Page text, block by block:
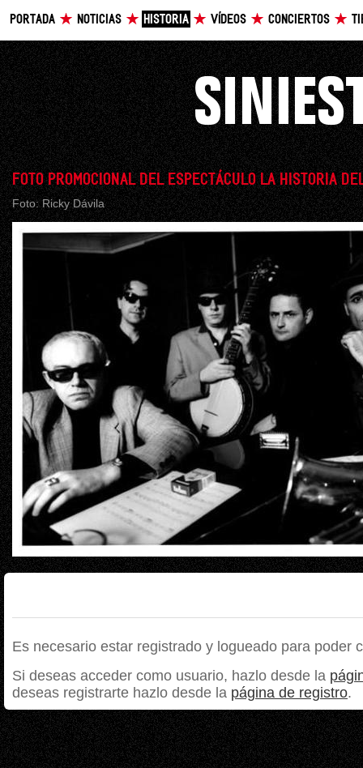
PORTADA NOTICIAS HISTORIA VÍDEOS CONCIERTOS
FOTO PROMOCIONAL DEL ESPECTÁCULO LA HISTORIA
Foto: Ricky Dávila
Es necesario estar registrado y logueado para poder
Si deseas acceder como usuario, hazlo desde la
deseas registrarte hazlo desde la página de registro.